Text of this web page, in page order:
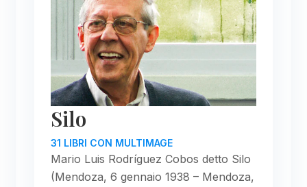
Silo
31 LIBRI CON MULTIMAGE
Mario Luis Rodríguez Cobos detto Silo
(Mendoza, 6 gennaio 1938 – Mendoza,